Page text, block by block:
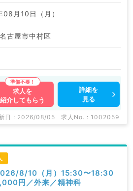
月10日（月）
古屋市中村区
求人を
紹介してもらう
詳細を
見る
日 : 2026/08/05 求人No. : 1002059
8/10（月）15:30〜18:30
円／外来／精神科